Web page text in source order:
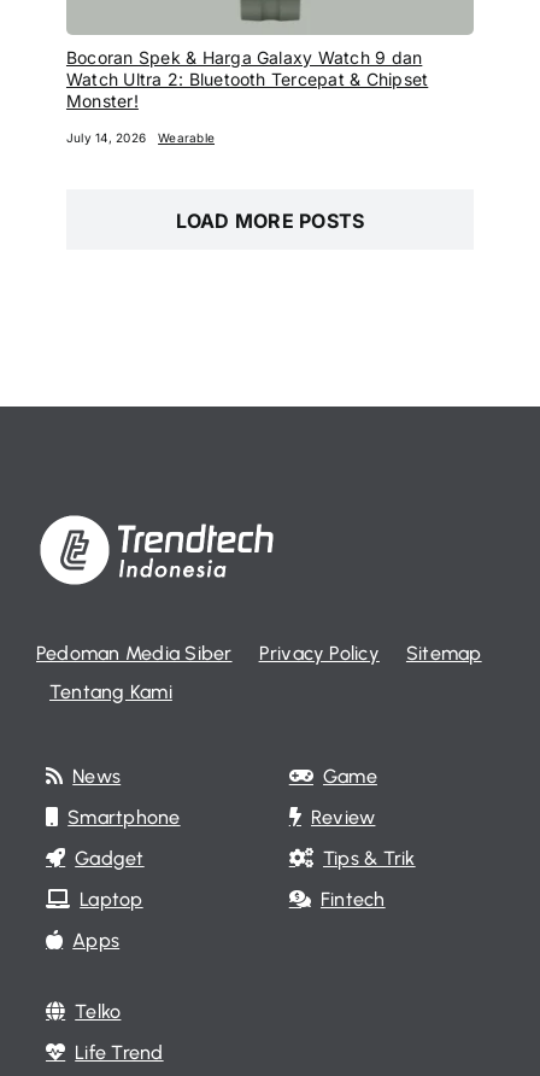
Bocoran Spek & Harga Galaxy Watch 9 dan
Watch Ultra 2: Bluetooth Tercepat & Chipset
Monster!
July 14, 2026 Wearable
LOAD MORE POSTS
Pedoman Media Siber Privacy Policy
Sitemap
Tentang Kami
News
Smartphone
Gadget
Laptop
Apps
Game
Review
Tips & Trik
Fintech
Telko
Life Trend